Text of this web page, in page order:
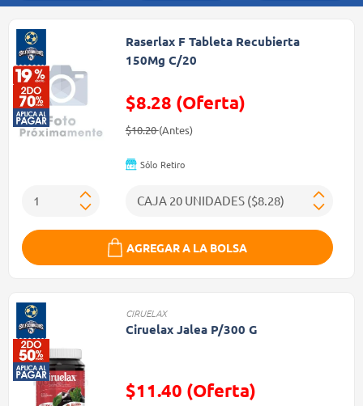
Raserlax F Tableta Recubierta
150Mg C/20
$8.28 (Oferta)
Precio reducido de
$10.20(Antes)(Oferta)
Sólo Retiro
AGREGAR A LA BOLSA
CIRUELAX
Ciruelax Jalea P/300 G
$11.40 (Oferta)